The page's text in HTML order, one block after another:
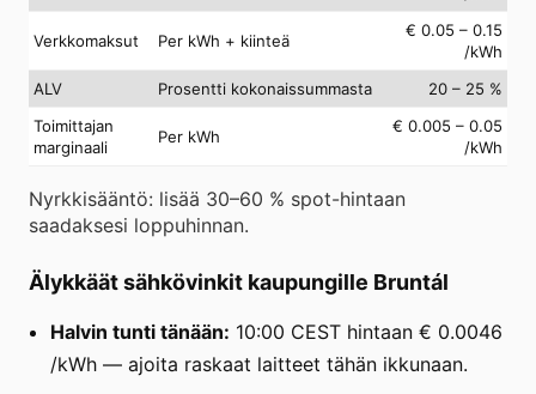
Verkkomaksut Per kWh + kiinteä
€ 0.05 – 0.15
/kWh
ALV
Prosentti kokonaissummasta
20 – 25 %
Toimittajan
marginaali
Per kWh
€ 0.005 – 0.05
/kWh
Nyrkkisääntö: lisää 30–60 % spot-hintaan
saadaksesi loppuhinnan.
Älykkäät sähkövinkit kaupungille Bruntál
Halvin tunti tänään: 10:00 CEST hintaan € 0.0046
/kWh — ajoita raskaat laitteet tähän ikkunaan.